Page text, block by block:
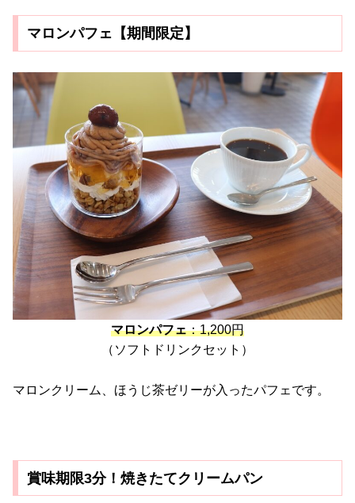
マロンパフェ【期間限定】
マロンパフェ：1,200円
（ソフトドリンクセット）
マロンクリーム、ほうじ茶ゼリーが入ったパフェです。
賞味期限3分！焼きたてクリームパン